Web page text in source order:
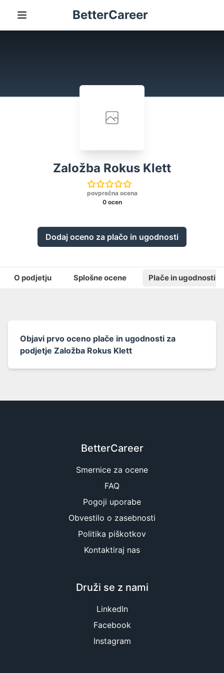
BetterCareer
Založba Rokus Klett
povprečna ocena
0 ocen
Dodaj oceno za plačo in ugodnosti
O podjetju Splošne ocene Plače in ugodnosti
Objavi prvo oceno plače in ugodnosti za
podjetje Založba Rokus Klett
BetterCareer
Smernice za ocene
FAQ
Pogoji uporabe
Obvestilo o zasebnosti
Politika piškotkov
Kontaktiraj nas
Druži se z nami
LinkedIn
Facebook
Instagram